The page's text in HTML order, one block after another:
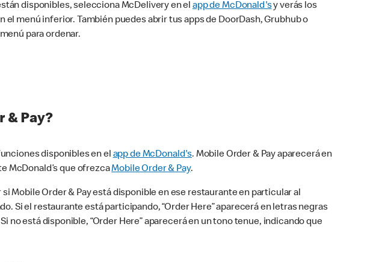
disponibles, selecciona McDelivery en elapp de McDonald'sy verás los
menú inferior. También puedes abrir tus apps de DoorDash, Grubhub o
para ordenar.
& Pay?
disponibles en elapp de McDonald's. Mobile Order & Pay aparecerá en
McDonald’s que ofrezcaMobile Order & Pay.
Mobile Order & Pay está disponible en ese restaurante en particular al
Si el restaurante está participando, “Order Here” aparecerá en letras negras
no está disponible, “Order Here” aparecerá en un tono tenue, indicando que